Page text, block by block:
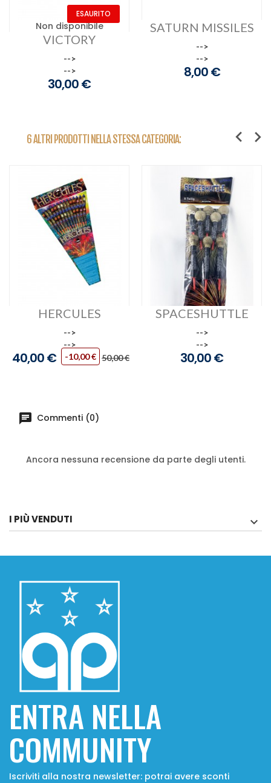
Non disponibile
ESAURITO
VICTORY
-->
-->
Prezzo
30,00 €
SATURN MISSILES
-->
-->
Prezzo
8,00 €
6 ALTRI PRODOTTI NELLA STESSA CATEGORIA:
HERCULES
-->
-->
Prezzo
40,00 € -10,00 € Prezzo
50,00 €
SPACESHUTTLE
-->
-->
Prezzo
30,00 €
Commenti (0)
Ancora nessuna recensione da parte degli utenti.
I PIÙ VENDUTI 
ENTRA NELLA
COMMUNITY
Iscriviti alla nostra newsletter: potrai avere sconti